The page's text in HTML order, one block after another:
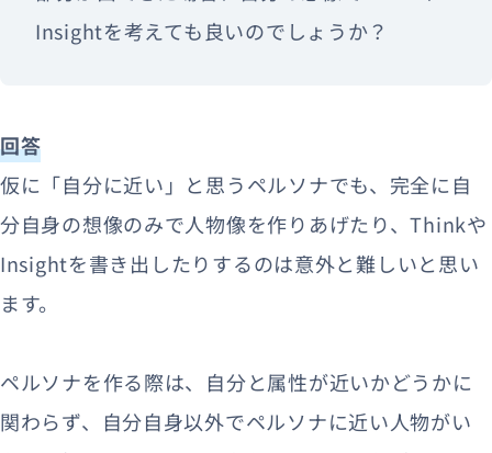
Insightを考えても良いのでしょうか？
回答
仮に「自分に近い」と思うペルソナでも、完全に自
分自身の想像のみで人物像を作りあげたり、Thinkや
Insightを書き出したりするのは意外と難しいと思い
ます。
ペルソナを作る際は、自分と属性が近いかどうかに
関わらず、自分自身以外でペルソナに近い人物がい